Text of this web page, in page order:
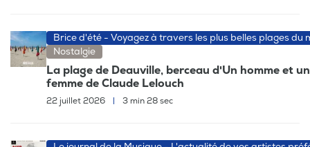
Brice d'été - Voyagez à travers les plus belles plages du
Nostalgie
La plage de Deauville, berceau d'Un homme et
femme de Claude Lelouch
22 juillet 2026 | 3 min 28 sec